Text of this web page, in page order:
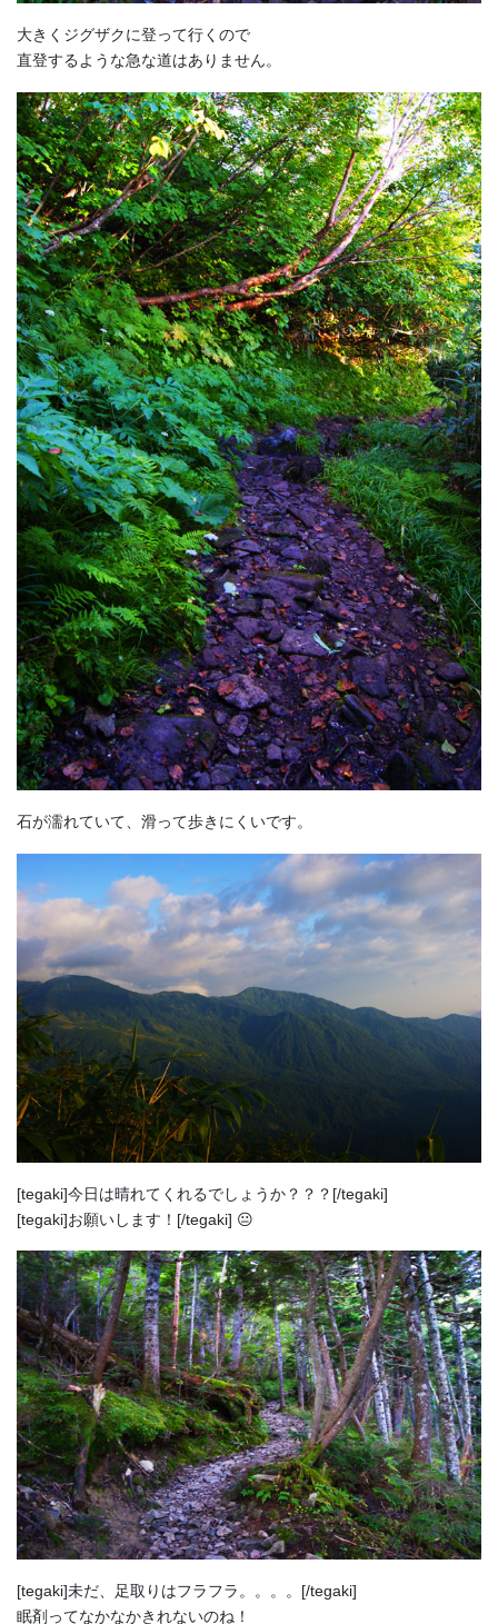
大きくジグザクに登って行くので
直登するような急な道はありません。
石が濡れていて、滑って歩きにくいです。
[tegaki]今日は晴れてくれるでしょうか？？？[/tegaki]
[tegaki]お願いします！[/tegaki] 😐
[tegaki]未だ、足取りはフラフラ。。。。[/tegaki]
眠剤ってなかなかきれないのね！